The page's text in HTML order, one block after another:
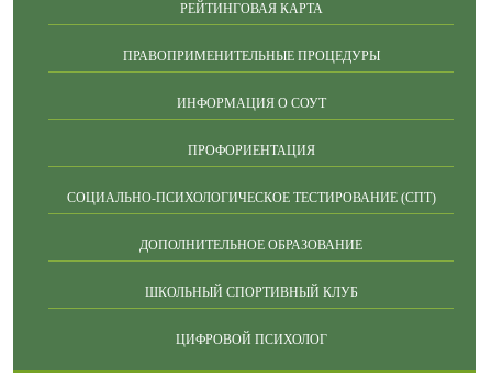
РЕЙТИНГОВАЯ КАРТА
ПРАВОПРИМЕНИТЕЛЬНЫЕ ПРОЦЕДУРЫ
ИНФОРМАЦИЯ О СОУТ
ПРОФОРИЕНТАЦИЯ
СОЦИАЛЬНО-ПСИХОЛОГИЧЕСКОЕ ТЕСТИРОВАНИЕ (СПТ)
ДОПОЛНИТЕЛЬНОЕ ОБРАЗОВАНИЕ
ШКОЛЬНЫЙ СПОРТИВНЫЙ КЛУБ
ЦИФРОВОЙ ПСИХОЛОГ